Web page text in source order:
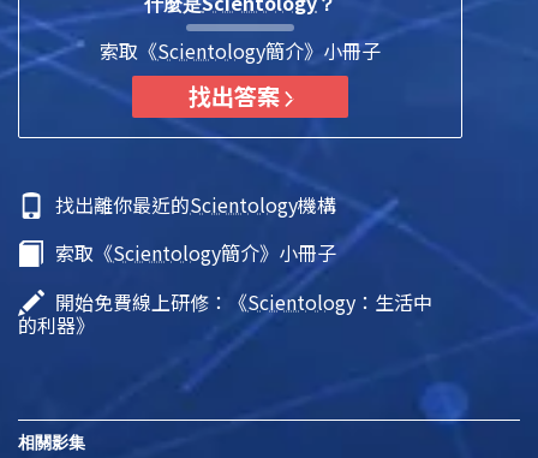
索取《Scientology簡介》小冊子
找出答案
找出離你最近的Scientology機構
索取《Scientology簡介》小冊子
開始免費線上研修：《Scientology ：生活中
的利器》
相關影集